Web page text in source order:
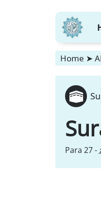
Home ➤
Para 27 -